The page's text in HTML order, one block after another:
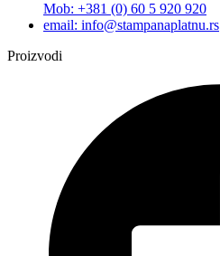
Mob: +381 (0) 60 5 920 920
email: info@stampanaplatnu.rs
Proizvodi